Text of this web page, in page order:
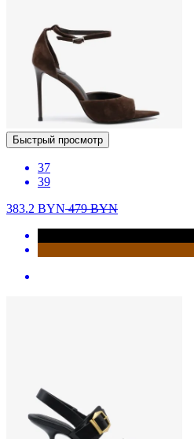
Быстрый просмотр
37
39
383.2 BYN479BYN